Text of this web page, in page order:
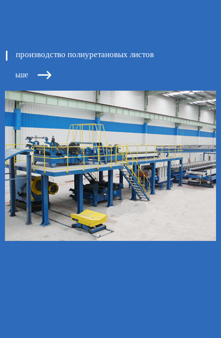
производство полиуретановых листов
больше 